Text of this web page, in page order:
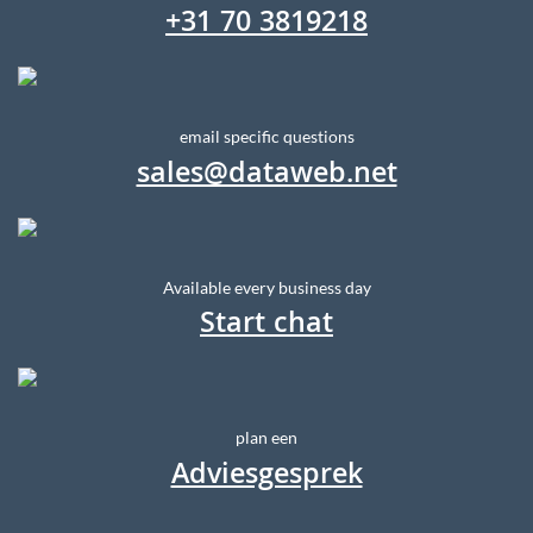
+31 70 3819218
email specific questions
sales@dataweb.net
Available every business day
Start chat
plan een
Adviesgesprek